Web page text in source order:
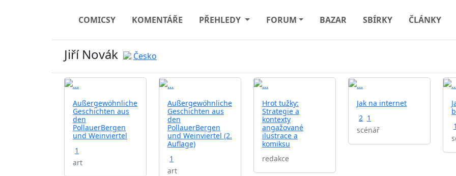
COMICSY KOMENTÁŘE PŘEHLEDY FORUM BAZAR SBÍRKY ČLÁNKY
Jiří Novák Česko
Außergewöhnliche
Geschichten aus
den
PollauerBergen
und Weinviertel
1
art
Außergewöhnliche
Geschichten aus
den
PollauerBergen
und Weinviertel (2.
Auflage)
1
art
Hrot tužky:
Strategie a
kontexty
angažované
ilustrace a
komiksu
redakce
Jak na internet
2 1
scénář
1